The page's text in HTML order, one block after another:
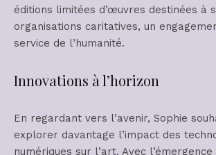
éditions limitées d’œuvres destinées à
organisations caritatives, un
service de l’humanité.
Innovations à l’horizon
En regardant vers l’avenir, Sophie
explorer davantage l’impact des
numériques sur l’art. Avec